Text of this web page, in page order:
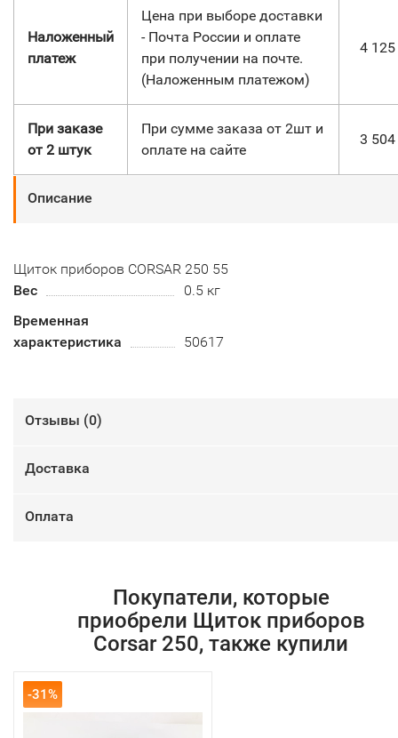
Наложенный
платеж
Цена при выборе доставки
- Почта России и оплате
при получении на почте.
(Наложенным платежом)
4 125
При заказе
от 2 штук
При сумме заказа от 2шт и
оплате на сайте
3 504
Описание
Щиток приборов CORSAR 250 55
Вес
0.5 кг
Временная
характеристика
50617
Отзывы (0)
Доставка
Оплата
Покупатели, которые
приобрели Щиток приборов
Corsar 250, также купили
-31%